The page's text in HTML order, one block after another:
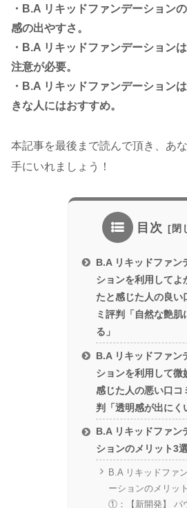
・B.A リキッドファンデーション
感の出やすさ。
・B.A リキッドファンデーション
注意が必要。
・B.A リキッドファンデーション
きな人にはおすすめ。
本記事を最後まで読んで頂き、あ
手にいれましょう！
目次
B.A リキッドファン
ションを利用してよ
たと感じた人の良い
ミ評判「自然な艶肌
る」
B.A リキッドファン
ションを利用して微
感じた人の悪い口コ
判「透明感が出にく
B.A リキッドファン
ションのメリット3
B.A リキッドファ
ーションのメリット
①：【新開発】 パ